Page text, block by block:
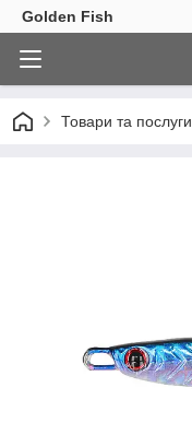
Golden Fish
Товари та послуги